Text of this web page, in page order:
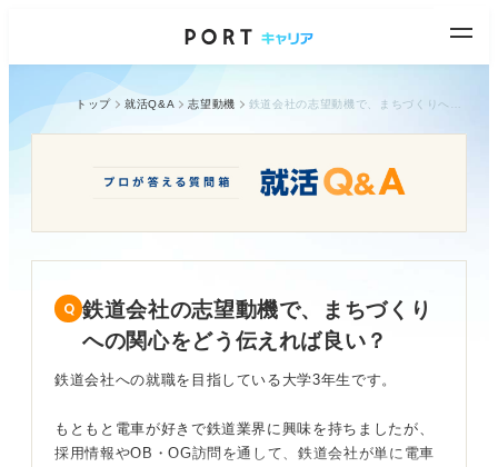
トップ 就活Q&A 志望動機
鉄道会社の志望動機で、まちづくり
への関心をどう伝えれば良い？
鉄道会社への就職を目指している大学3年生です。
もともと電車が好きで鉄道業界に興味を持ちましたが、
採用情報やOB・OG訪問を通して、鉄道会社が単に電車